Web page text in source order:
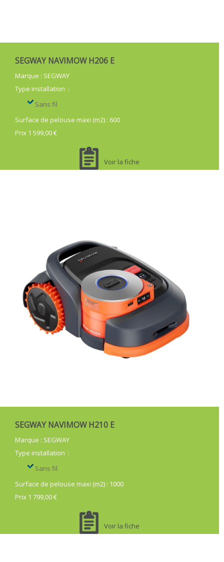
SEGWAY NAVIMOW H206 E
Marque : SEGWAY
Type installation :
Sans fil
Surface de pelouse maxi (m2) : 600
Prix 1 599,00 €
Voir la fiche
SEGWAY NAVIMOW H210 E
Marque : SEGWAY
Type installation :
Sans fil
Surface de pelouse maxi (m2) : 1000
Prix 1 799,00 €
Voir la fiche